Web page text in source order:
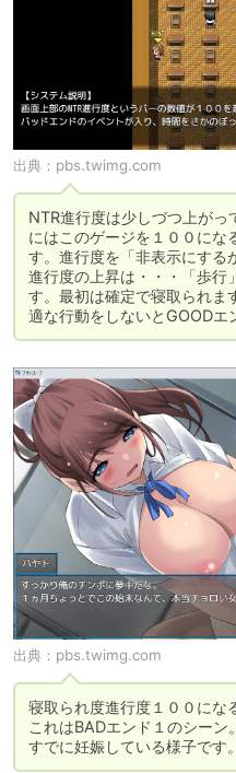
出典： pbs.twimg.com
NTR進行度は少しづつ上がっ
にはこのゲージを１００にな
す。進行度を「非表示にする
進行度の上昇は・・・「歩行
す。最初は確定で寝取られま
適な行動をしないとGOODエ
出典： pbs.twimg.com
寝取られ度進行度１００にな
これはBADエンド１のシー
すでに妊娠している様子です。